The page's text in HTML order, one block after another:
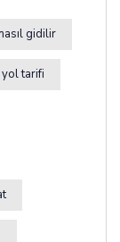
gidilir
tarifi